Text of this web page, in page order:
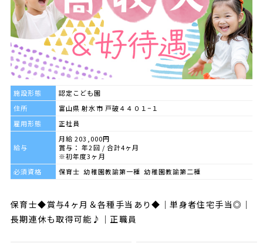
施設形態
認定こども園
住所
富山県 射水市 戸破４４０１−１
雇用形態
正社員
給与
月給 203,000円
賞与： 年2回 / 合計4ヶ月
※初年度3ヶ月
必須資格
保育士 幼稚園教諭第一種 幼稚園教諭第二種
保育士◆賞与4ヶ月＆各種手当あり◆｜単身者住宅手当◎｜
長期連休も取得可能♪｜正職員